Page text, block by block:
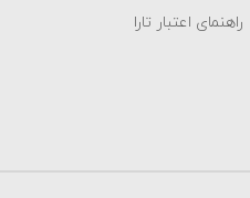
راهنمای اعتبار تارا